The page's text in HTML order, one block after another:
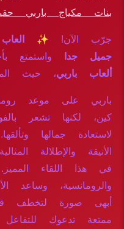
بنات مكياج باربي
جرّب الآن! ✨
جميل جدا
واستمتع
ألعاب باربي، حيث
باربي على موعد
كين، لكنها تشعر
لاستعادة جمالها
الأنيقة والإطلالة
في هذا اللقاء
والرومانسية،
أبهى صورة لتخطف
ممتعة تدعوك